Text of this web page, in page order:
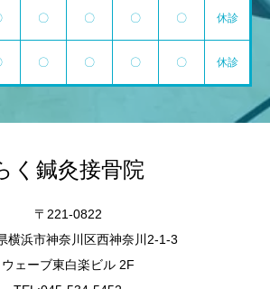
〇 〇 〇 〇 休診
〇 〇 〇 〇 休診
く鍼灸接骨院
〒221-0822
横浜市神奈川区西神奈川2-1-3
ウェーブ東白楽ビル 2F